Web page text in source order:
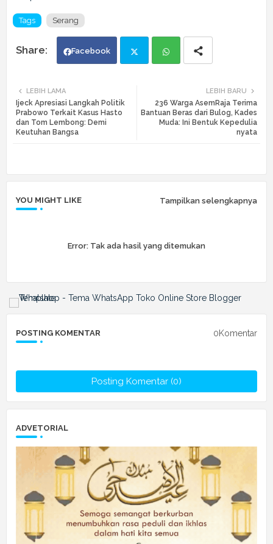
Tags Serang
Facebook
ats
LEBIH BARU
236 Warga AsemRaja Terima
Bantuan Beras dari Bulog, Kades
Muda: Ini Bentuk Kepedulia
nyata
LEBIH LAMA
Ijeck Apresiasi Langkah Politik
Prabowo Terkait Kasus Hasto
dan Tom Lembong: Demi
Keutuhan Bangsa
YOU MIGHT LIKE Tampilkan selengkapnya
Error: Tak ada hasil yang ditemukan
POSTING KOMENTAR 0Komentar
Posting Komentar (0)
ADVETORIAL